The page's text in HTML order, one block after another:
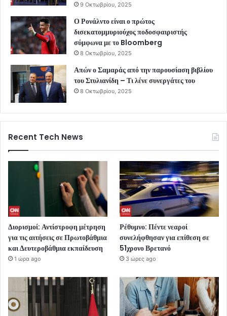
9 Οκτωβρίου, 2025
Ο Ρονάλντο είναι ο πρώτος
δισεκατομμυριούχος ποδοσφαιριστής
σύμφωνα με το Bloomberg
8 Οκτωβρίου, 2025
Απών ο Σαμαράς από την παρουσίαση βιβλίου
του Στυλιανίδη – Τι λένε συνεργάτες του
8 Οκτωβρίου, 2025
Recent Tech News
Διορισμοί: Αντίστροφη μέτρηση
για τις αιτήσεις σε Πρωτοβάθμια
και Δευτεροβάθμια εκπαίδευση
1 ώρα ago
Ρέθυμνο: Πέντε νεαροί
συνελήφθησαν για επίθεση σε
51χρονο Βρετανό
3 ώρες ago